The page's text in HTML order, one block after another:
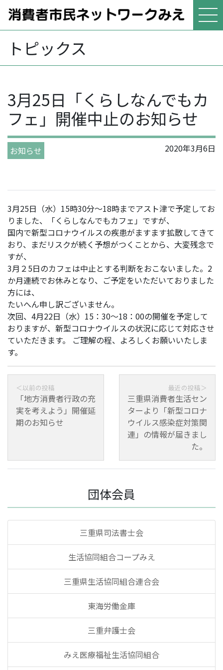
本文へジャンプする
メニューへジャンプする
トピックス
3月25日「くらしなんでもカ
フェ」開催中止のお知らせ
2020年3月6日
お知らせ
3月25日（水）15時30分～18時までアスト津で予定してお
りました、「くらしなんでもカフェ」ですが、
国内で新型コロナウイルスの疾患がますます拡散してきて
おり、まだリスクが続く予想がつくことから、大変残念で
すが、
3月２5日のカフェは中止とする判断をおこないました。2
か月連続でお休みとなり、ご予定をいただいておりました
方には、
たいへん申し訳ございません。
次回、4月22日（水）15：30～18：00の開催を予定して
おりますが、新型コロナウイルスの状況に応じて対応させ
ていただきます。 ご理解の程、よろしくお願いいたしま
す。
「地方消費者行政の充
実を考えよう」開催延
期のお知らせ
三重県消費者生活セン
ターより「新型コロナ
ウイルス感染症対策関
連」の情報が届きまし
た。
団体会員
三重県司法書士会
生活協同組合コープみえ
三重県生活協同組合連合会
東海労働金庫
三重弁護士会
みえ医療福祉生活協同組合